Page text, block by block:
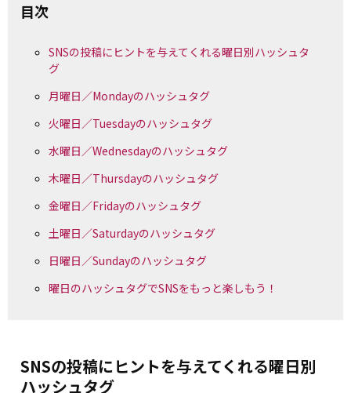
目次
SNSの投稿にヒントを与えてくれる曜日別ハッシュタ
グ
月曜日／Mondayのハッシュタグ
火曜日／Tuesdayのハッシュタグ
水曜日／Wednesdayのハッシュタグ
木曜日／Thursdayのハッシュタグ
金曜日／Fridayのハッシュタグ
土曜日／Saturdayのハッシュタグ
日曜日／Sundayのハッシュタグ
曜日のハッシュタグでSNSをもっと楽しもう！
SNSの投稿にヒントを与えてくれる曜日別
ハッシュタグ